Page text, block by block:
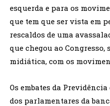
esquerda e para os
que tem que ser vista em
rescaldos de uma
que chegou ao
midiática, com os
Os embates da
dos parlamentares da